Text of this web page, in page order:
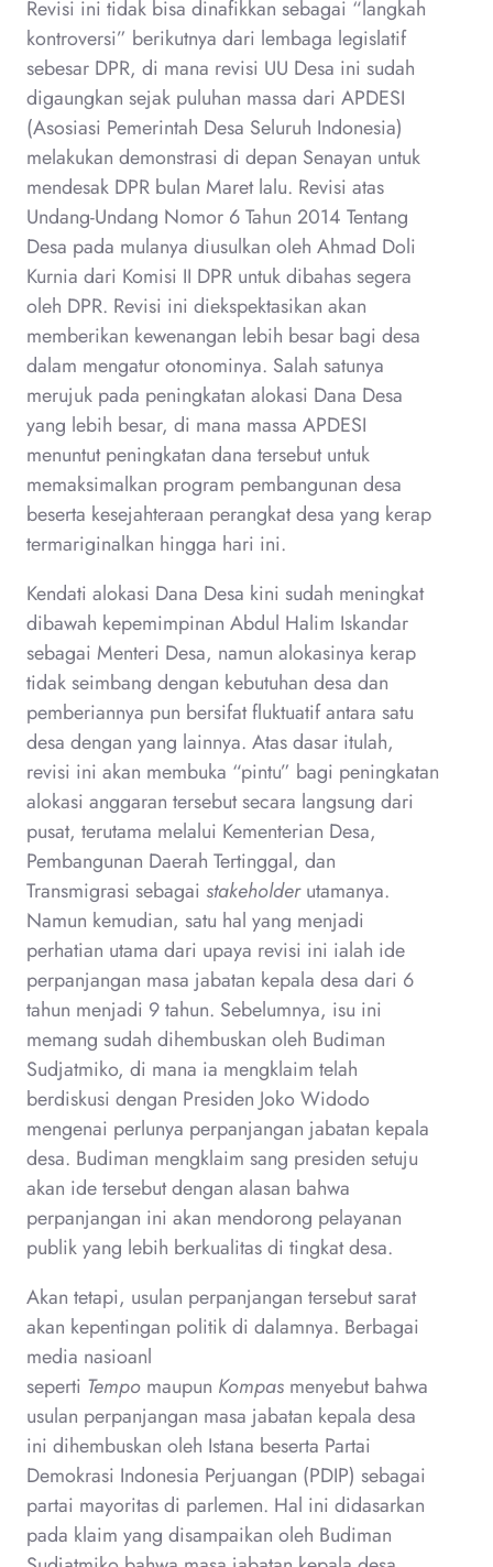
Revisi ini tidak bisa dinafikkan sebagai “langkah
kontroversi” berikutnya dari lembaga legislatif
sebesar DPR, di mana revisi UU Desa ini sudah
digaungkan sejak puluhan massa dari APDESI
(Asosiasi Pemerintah Desa Seluruh Indonesia)
melakukan demonstrasi di depan Senayan untuk
mendesak DPR bulan Maret lalu. Revisi atas
Undang-Undang Nomor 6 Tahun 2014 Tentang
Desa pada mulanya diusulkan oleh Ahmad Doli
Kurnia dari Komisi II DPR untuk dibahas segera
oleh DPR. Revisi ini diekspektasikan akan
memberikan kewenangan lebih besar bagi desa
dalam mengatur otonominya. Salah satunya
merujuk pada peningkatan alokasi Dana Desa
yang lebih besar, di mana massa APDESI
menuntut peningkatan dana tersebut untuk
memaksimalkan program pembangunan desa
beserta kesejahteraan perangkat desa yang kerap
termariginalkan hingga hari ini.
Kendati alokasi Dana Desa kini sudah meningkat
dibawah kepemimpinan Abdul Halim Iskandar
sebagai Menteri Desa, namun alokasinya kerap
tidak seimbang dengan kebutuhan desa dan
pemberiannya pun bersifat fluktuatif antara satu
desa dengan yang lainnya. Atas dasar itulah,
revisi ini akan membuka “pintu” bagi peningkatan
alokasi anggaran tersebut secara langsung dari
pusat, terutama melalui Kementerian Desa,
Pembangunan Daerah Tertinggal, dan
Transmigrasi sebagai stakeholderutamanya.
Namun kemudian, satu hal yang menjadi
perhatian utama dari upaya revisi ini ialah ide
perpanjangan masa jabatan kepala desa dari 6
tahun menjadi 9 tahun. Sebelumnya, isu ini
memang sudah dihembuskan oleh Budiman
Sudjatmiko, di mana ia mengklaim telah
berdiskusi dengan Presiden Joko Widodo
mengenai perlunya perpanjangan jabatan kepala
desa. Budiman mengklaim sang presiden setuju
akan ide tersebut dengan alasan bahwa
perpanjangan ini akan mendorong pelayanan
publik yang lebih berkualitas di tingkat desa.
Akan tetapi, usulan perpanjangan tersebut sarat
akan kepentingan politik di dalamnya. Berbagai
media nasioanl
seperti Tempo maupun Kompas menyebut bahwa
usulan perpanjangan masa jabatan kepala desa
ini dihembuskan oleh Istana beserta Partai
Demokrasi Indonesia Perjuangan (PDIP) sebagai
partai mayoritas di parlemen. Hal ini didasarkan
pada klaim yang disampaikan oleh Budiman